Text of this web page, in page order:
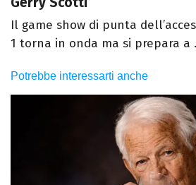
Il game show di punta
1 torna in onda ma si prepara a